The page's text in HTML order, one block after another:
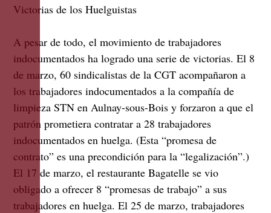
Victorias de los Huelguistas
A pesar de todo, el movimiento de trabajadores
indocumentados ha logrado una serie de victorias. El 8
de marzo, 60 sindicalistas de la CGT acompañaron a
los trabajadores indocumentados a la compañía de
limpieza STN en Aulnay-sous-Bois y forzaron a que el
patrón prometiera contratar a 28 trabajadores
indocumentados en huelga. (Esta “promesa de
contrato” es una precondición para la “legalización”.)
El 17 de marzo, el restaurante Bagatelle se vio
obligado a ofrecer 8 “promesas de trabajo” a sus
trabajadores en huelga. El 25 de marzo, trabajadores